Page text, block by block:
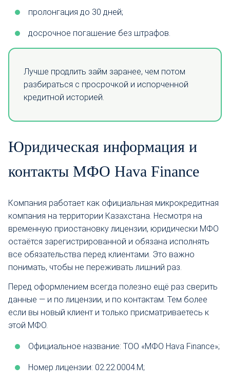
пролонгация до 30 дней;
досрочное погашение без штрафов.
Лучше продлить займ заранее, чем потом
разбираться с просрочкой и испорченной
кредитной историей.
Юридическая информация и
контакты МФО Hava Finance
Компания работает как официальная микрокредитная
компания на территории Казахстана. Несмотря на
временную приостановку лицензии, юридически МФО
остаётся зарегистрированной и обязана исполнять
все обязательства перед клиентами. Это важно
понимать, чтобы не переживать лишний раз.
Перед оформлением всегда полезно ещё раз сверить
данные — и по лицензии, и по контактам. Тем более
если вы новый клиент и только присматриваетесь к
этой МФО.
Официальное название: ТОО «МФО Hava Finance»;
Номер лицензии: 02.22.0004.М;